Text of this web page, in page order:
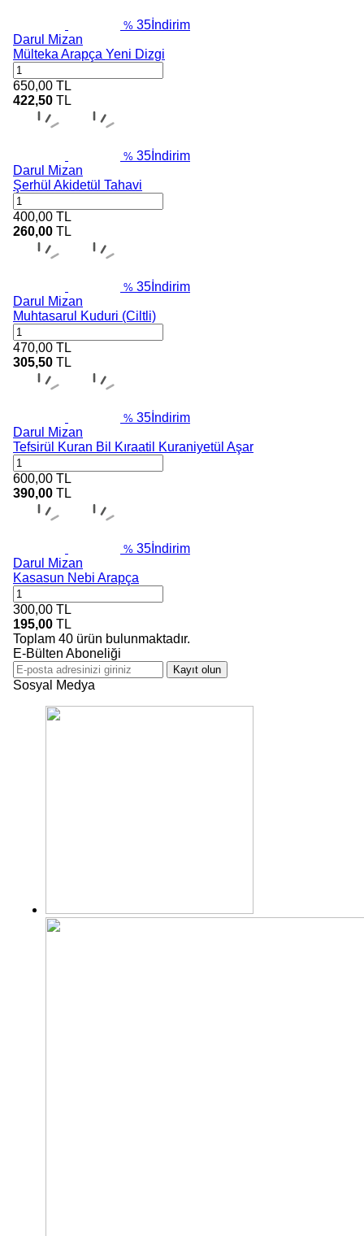
% 35 İndirim
Darul Mizan
Mülteka Arapça Yeni Dizgi
650,00 TL
422,50 TL
% 35 İndirim
Darul Mizan
Şerhül Akidetül Tahavi
400,00 TL
260,00 TL
% 35 İndirim
Darul Mizan
Muhtasarul Kuduri (Ciltli)
470,00 TL
305,50 TL
% 35 İndirim
Darul Mizan
Tefsirül Kuran Bil Kıraatil Kuraniyetül Aşar
600,00 TL
390,00 TL
% 35 İndirim
Darul Mizan
Kasasun Nebi Arapça
300,00 TL
195,00 TL
Toplam 40 ürün bulunmaktadır.
E-Bülten Aboneliği
Kayıt olun
Sosyal Medya